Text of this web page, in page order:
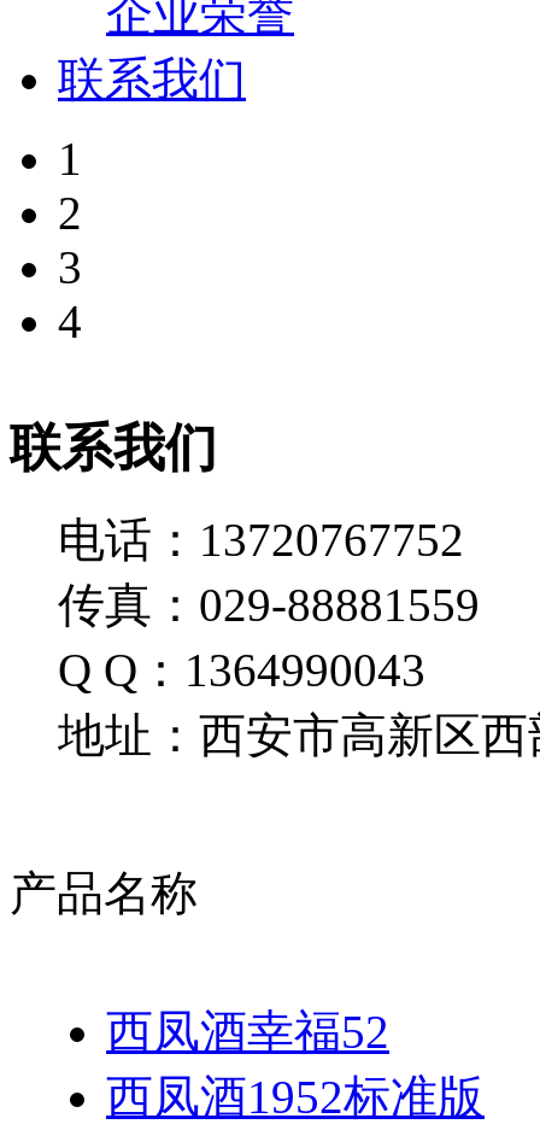
企业荣誉
联系我们
1
2
3
4
联系我们
电话：13720767752
传真：029-88881559
Q Q：1364990043
地址：西安市高新区西
产品名称
西凤酒幸福52
西凤酒1952标准版